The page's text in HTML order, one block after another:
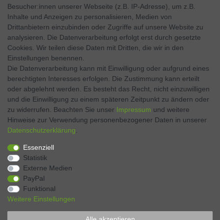
Twitter
Instagram
VERTRAG WIDERRUFEN Kontakt
Zahlen Sie bequem per
Besucher:innen unserer Webseite (z.B. IP-Adresse), um z.B.
Inhalte und Anzeigen zu personalisieren, Medien von
Drittanbietern einzubinden oder Zugriffe auf unsere Website zu
analysieren. Die Datenverarbeitung erfolgt erst durch gesetzte
Cookies. Wir teilen diese Daten mit Dritten, die wir in den
Einstellungen benennen.
Die Datenverarbeitung kann mit Einwilligung oder aufgrund eines
berechtigten Interesses erfolgen. Die Zustimmung kann erteilt
oder abgelehnt werden. Es besteht das Recht, nicht einzuwilligen
und die Einwilligung zu einem späteren Zeitpunkt zu ändern oder
zu widerrufen. Beachten Sie unser Impressum und weitere
Hinweise zur Verwendung personenbezogener Daten in unserer
Daten­schutz­erklärung
Essenziell
Statistik
Externe Medien
PayPal
Funktional
Weitere Einstellungen